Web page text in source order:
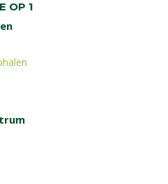
OP 1